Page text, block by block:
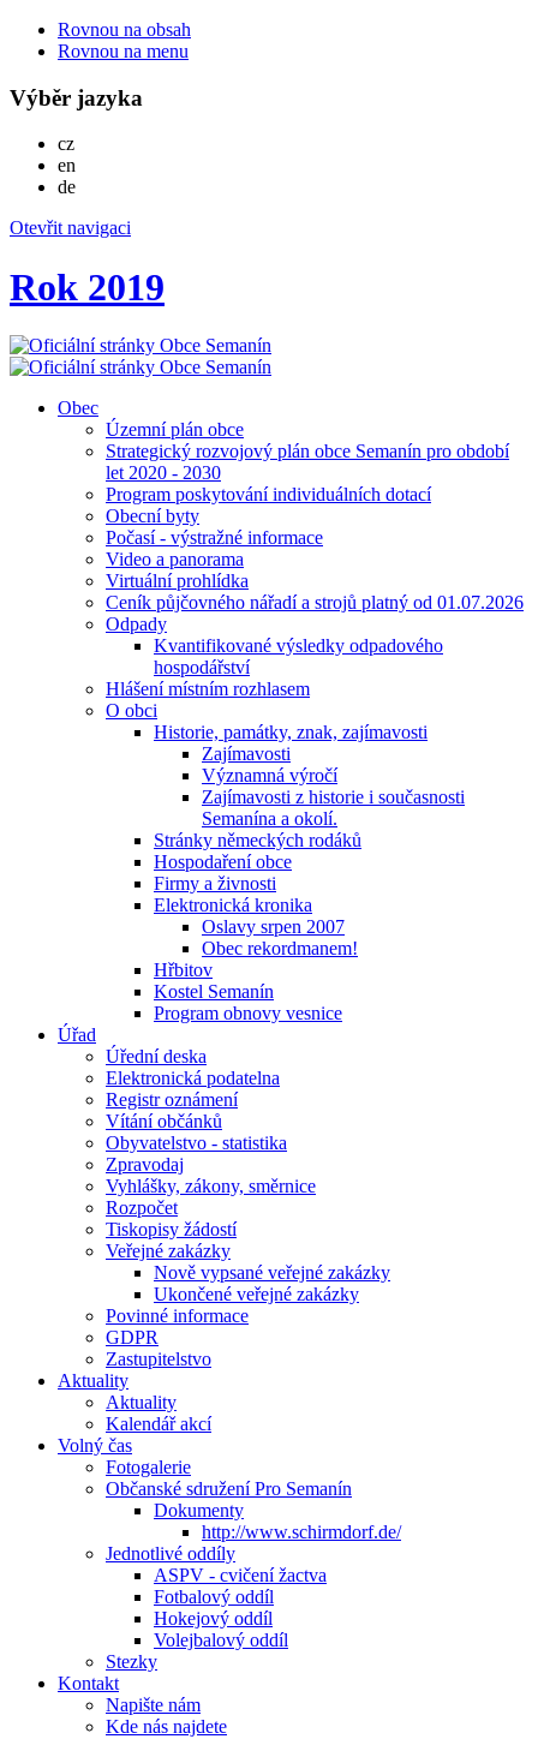
Rovnou na obsah
Rovnou na menu
Výběr jazyka
czČesky
en
deDeutsch
Otevřit navigaci
Rok 2019
Obec
Územní plán obce
Strategický rozvojový plán obce Semanín pro období
let 2020 - 2030
Program poskytování individuálních dotací
Obecní byty
Počasí - výstražné informace
Video a panorama
Virtuální prohlídka
Ceník půjčovného nářadí a strojů platný od 01.07.2026
Odpady
Kvantifikované výsledky odpadového
hospodářství
Hlášení místním rozhlasem
O obci
Historie, památky, znak, zajímavosti
Zajímavosti
Významná výročí
Zajímavosti z historie i současnosti
Semanína a okolí.
Stránky německých rodáků
Hospodaření obce
Firmy a živnosti
Elektronická kronika
Oslavy srpen 2007
Obec rekordmanem!
Hřbitov
Kostel Semanín
Program obnovy vesnice
Úřad
Úřední deska
Elektronická podatelna
Registr oznámení
Vítání občánků
Obyvatelstvo - statistika
Zpravodaj
Vyhlášky, zákony, směrnice
Rozpočet
Tiskopisy žádostí
Veřejné zakázky
Nově vypsané veřejné zakázky
Ukončené veřejné zakázky
Povinné informace
GDPR
Zastupitelstvo
Aktuality
Aktuality
Kalendář akcí
Volný čas
Fotogalerie
Občanské sdružení Pro Semanín
Dokumenty
http://www.schirmdorf.de/
Jednotlivé oddíly
ASPV - cvičení žactva
Fotbalový oddíl
Hokejový oddíl
Volejbalový oddíl
Stezky
Kontakt
Napište nám
Kde nás najdete